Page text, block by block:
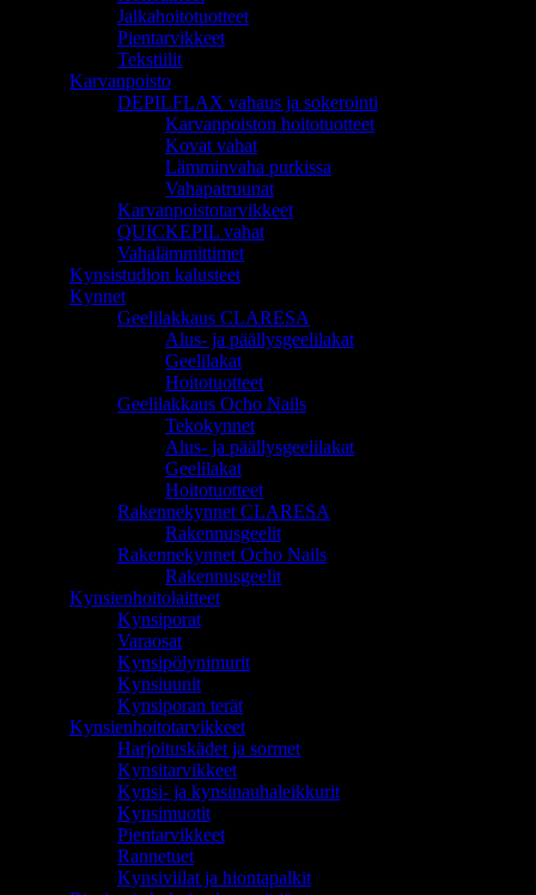
Jalkahoitotuotteet
Pientarvikkeet
Tekstiilit
Karvanpoisto
DEPILFLAX vahaus ja sokerointi
Karvanpoiston hoitotuotteet
Kovat vahat
Lämminvaha purkissa
Vahapatruunat
Karvanpoistotarvikkeet
QUICKEPIL vahat
Vahalämmittimet
Kynsistudion kalusteet
Kynnet
Geelilakkaus CLARESA
Alus- ja päällysgeelilakat
Geelilakat
Hoitotuotteet
Geelilakkaus Ocho Nails
Tekokynnet
Alus- ja päällysgeelilakat
Geelilakat
Hoitotuotteet
Rakennekynnet CLARESA
Rakennusgeelit
Rakennekynnet Ocho Nails
Rakennusgeelit
Kynsienhoitolaitteet
Kynsiporat
Varaosat
Kynsipölynimurit
Kynsiuunit
Kynsiporan terät
Kynsienhoitotarvikkeet
Harjoituskädet ja sormet
Kynsitarvikkeet
Kynsi- ja kynsinauhaleikkurit
Kynsimuotit
Pientarvikkeet
Rannetuet
Kynsiviilat ja hiontapalkit